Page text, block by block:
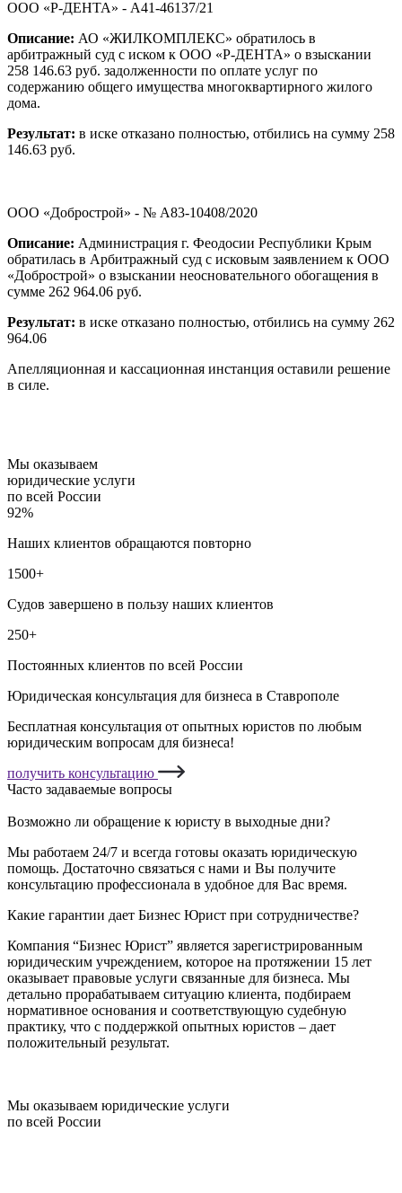
ООО «Р-ДЕНТА» - А41-46137/21
Описание: АО «ЖИЛКОМПЛЕКС» обратилось в
арбитражный суд с иском к ООО «Р-ДЕНТА» о взыскании
258 146.63 руб. задолженности по оплате услуг по
содержанию общего имущества многоквартирного жилого
дома.
Результат: в иске отказано полностью, отбились на сумму 258
146.63 руб.
ООО «Добрострой» - № А83-10408/2020
Описание: Администрация г. Феодосии Республики Крым
обратилась в Арбитражный суд с исковым заявлением к ООО
«Добрострой» о взыскании неосновательного обогащения в
сумме 262 964.06 руб.
Результат: в иске отказано полностью, отбились на сумму 262
964.06
Апелляционная и кассационная инстанция оставили решение
в силе.
Мы оказываем
юридические услуги
по всей России
92%
Наших клиентов обращаются повторно
1500+
Судов завершено в пользу наших клиентов
250+
Постоянных клиентов по всей России
Юридическая консультация для бизнеса в Ставрополе
Бесплатная консультация от опытных юристов по любым
юридическим вопросам для бизнеса!
получить консультацию
Часто задаваемые вопросы
Возможно ли обращение к юристу в выходные дни?
Мы работаем 24/7 и всегда готовы оказать юридическую
помощь. Достаточно связаться с нами и Вы получите
консультацию профессионала в удобное для Вас время.
Какие гарантии дает Бизнес Юрист при сотрудничестве?
Компания “Бизнес Юрист” является зарегистрированным
юридическим учреждением, которое на протяжении 15 лет
оказывает правовые услуги связанные для бизнеса. Мы
детально прорабатываем ситуацию клиента, подбираем
нормативное основания и соответствующую судебную
практику, что с поддержкой опытных юристов – дает
положительный результат.
Мы оказываем юридические услуги
по всей России